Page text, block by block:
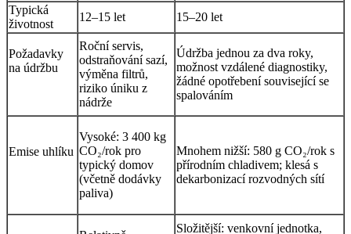
Typická
životnost
12–15 let 15–20 let
Požadavky
na údržbu
Roční servis,
odstraňování sazí,
výměna filtrů,
riziko úniku z
nádrže
Údržba jednou za dva roky,
možnost vzdálené diagnostiky,
žádné opotřebení související se
spalováním
Emise uhlíku
Vysoké: 3 400 kg
CO₂/rok pro
typický domov
(včetně dodávky
paliva)
Mnohem nižší: 580 g CO₂/rok s
přírodním chladivem; klesá s
dekarbonizací rozvodných sítí
Složitější: venkovní jednotka,